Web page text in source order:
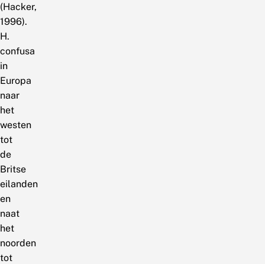
(Hacker,
1996).
H.
confusa
in
Europa
naar
het
westen
tot
de
Britse
eilanden
en
naat
het
noorden
tot